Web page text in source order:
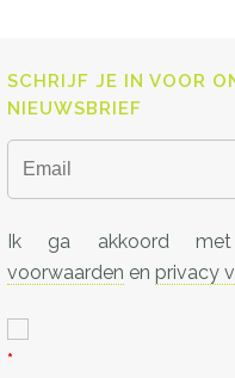
Zero-Trust
SCHRIJF JE IN VOOR
NIEUWSBRIEF
*
Ik ga akkoord
voorwaarden enprivacy